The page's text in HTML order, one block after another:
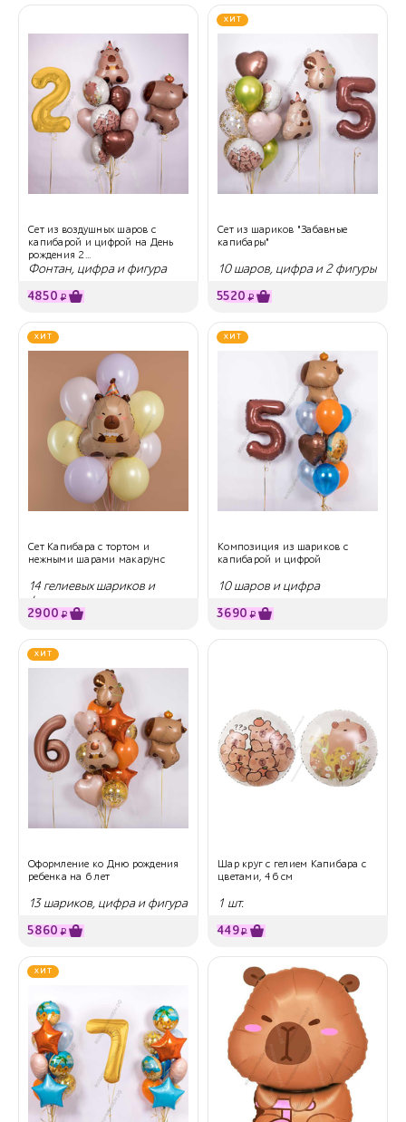
Сет из воздушных шаров с
капибарой и цифрой на День
рождения 2...
Фонтан, цифра и фигура
4850 ₽
ХИТ
Сет из шариков "Забавные
капибары"
10 шаров, цифра и 2 фигуры
5520 ₽
ХИТ
Сет Капибара с тортом и
нежными шарами макарунс
14 гелиевых шариков и
фигура
2900 ₽
ХИТ
Композиция из шариков с
капибарой и цифрой
10 шаров и цифра
3690 ₽
ХИТ
Оформление ко Дню рождения
ребенка на 6 лет
13 шариков, цифра и фигура
5860 ₽
Шар круг с гелием Капибара с
цветами, 46 см
1 шт.
449₽
ХИТ